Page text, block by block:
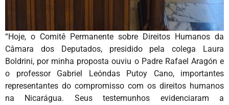
“Hoje, o Comitê Permanente sobre Direitos Humanos da
Câmara dos Deputados, presidido pela colega Laura
Boldrini, por minha proposta ouviu o Padre Rafael Aragón e
o professor Gabriel Leóndas Putoy Cano, importantes
representantes do compromisso com os direitos humanos
na Nicarágua. Seus testemunhos evidenciaram a